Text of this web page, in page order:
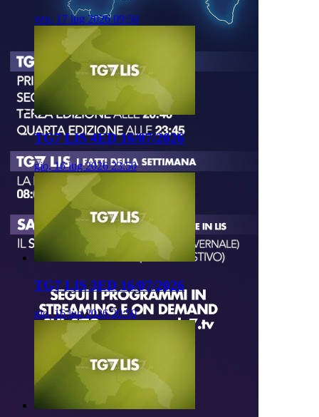
ven, 17 lug 2026 09:50
TG7 LIS 4ED 16/07/2026
gio, 16 lug 2026 23:50
TG7 LIS 3ED 16/07/2026
gio, 16 lug 2026 20:50